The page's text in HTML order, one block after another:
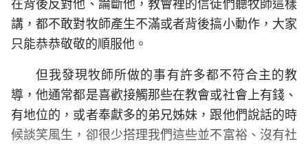
在背後反對他、論斷他，教會裡的信徒們聽牧師這樣
講，都不敢對牧師產生不滿或者背後搞小動作，大家
只能恭恭敬敬的順服他。
但我發現牧師所做的事有許多都不符合主的教
導，他通常都是喜歡接觸那些在教會或社會上有錢、
有地位的，或者奉獻多的弟兄姊妹，跟他們說話的時
候談笑風生，卻很少搭理我們這些並不富裕、沒有社